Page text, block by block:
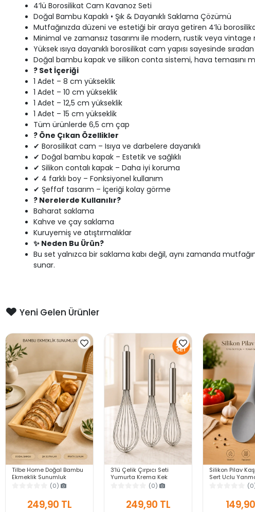
4’lü Borosilikat Cam Kavanoz Seti
Doğal Bambu Kapaklı • Şık & Dayanıklı Saklama Çözümü
Mutfağınızda düzeni ve estetiği bir araya getiren 4’lü
Minimal ve zamansız tasarımı ile modern, rustik veya
Yüksek ısıya dayanıklı borosilikat cam yapısı sayesinde
Doğal bambu kapak ve silikon conta sistemi, hava temasını
? Set İçeriği
1 Adet – 8 cm yükseklik
1 Adet – 10 cm yükseklik
1 Adet – 12,5 cm yükseklik
1 Adet – 15 cm yükseklik
Tüm ürünlerde 6,5 cm çap
? Öne Çıkan Özellikler
✔ Borosilikat cam – Isıya ve darbelere dayanıklı
✔ Doğal bambu kapak – Estetik ve sağlıklı
✔ Silikon contalı kapak – Daha iyi koruma
✔ 4 farklı boy – Fonksiyonel kullanım
✔ Şeffaf tasarım – İçeriği kolay görme
? Nerelerde Kullanılır?
Baharat saklama
Kahve ve çay saklama
Kuruyemiş ve atıştırmalıklar
✨ Neden Bu Ürün?
Bu set yalnızca bir saklama kabı değil, aynı zamanda
sunar.
Yeni Gelen Ürünler
Tilbe Home Doğal Bambu
Ekmeklik Sunumluk
Dikdörtgen Kahvaltı ve
(0)
249,90 TL
3’lü Çelik Çırpıcı Seti
Yumurta Krema Kek
Hamuru Çırpma Teli Pratik
Sos Karıştırıcı Mutfak Teli
(0)
249,90 TL
Silikon Pilav
Sert Uçlu
Yapışmaz Isıya
Gri Servis